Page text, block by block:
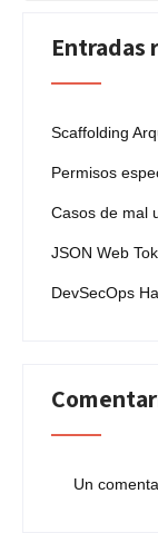
Entradas
Scaffolding
Permisos
Casos de mal
JSON Web
DevSecOps
Un